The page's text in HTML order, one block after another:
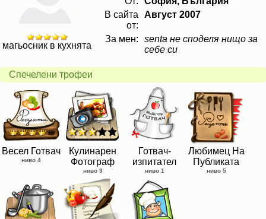
В сайта
от:
Август 2007
За мен:
senta не споделя нищо за
себе си
магьосник в кухнята
Спечелени трофеи
Весел Готвач
ниво 4
Кулинарен
Фотограф
ниво 3
Готвач-
изпитател
ниво 1
Любимец На
Публиката
ниво 5